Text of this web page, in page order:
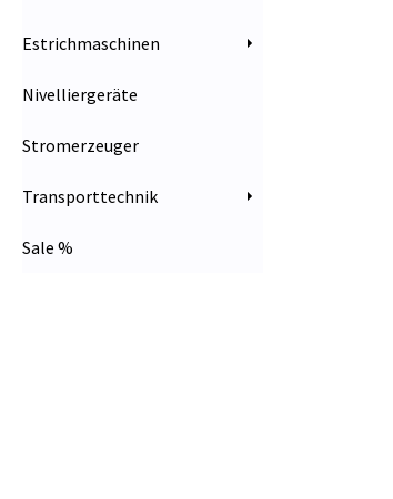
Estrichmaschinen
Nivelliergeräte
Stromerzeuger
Transporttechnik
Sale %